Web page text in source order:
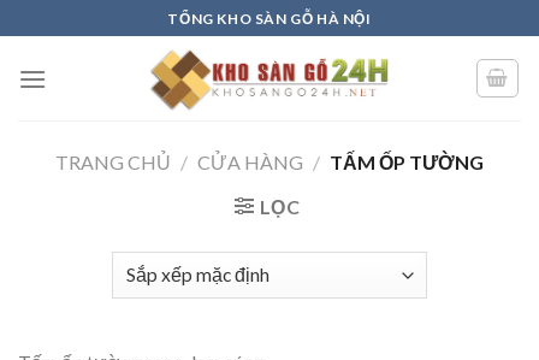
to
content
TỔNG KHO SÀN GỖ HÀ NỘI
TRANG CHỦ / CỬA HÀNG / TẤM ỐP TƯỜNG
LỌC